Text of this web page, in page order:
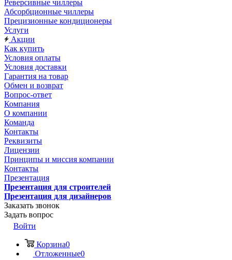
Реверсивные чиллеры
Абсорбционные чиллеры
Прецизионные кондиционеры
Услуги
Акции
Как купить
Условия оплаты
Условия доставки
Гарантия на товар
Обмен и возврат
Вопрос-ответ
Компания
О компании
Команда
Контакты
Реквизиты
Лицензии
Принципы и миссия компании
Контакты
Презентация
Презентация для строителей
Презентация для дизайнеров
Заказать звонок
Задать вопрос
Войти
Корзина0
Отложенные0